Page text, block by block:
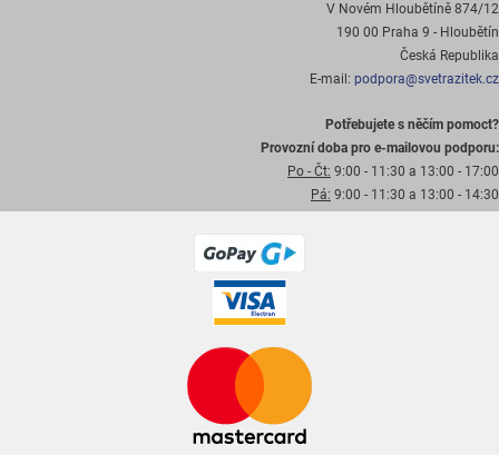
V Novém Hloubětíně 874/12
190 00 Praha 9 - Hloubětín
Česká Republika
E-mail: podpora@svetrazitek.cz
Potřebujete s něčím pomoct?
Provozní doba pro e-mailovou podporu:
Po - Čt: 9:00 - 11:30 a 13:00 - 17:00
Pá: 9:00 - 11:30 a 13:00 - 14:30